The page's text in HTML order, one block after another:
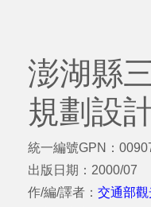
澎湖縣
規劃設
統一編號GPN：
出版日期：2000/07
作/編/譯者： 交通部觀